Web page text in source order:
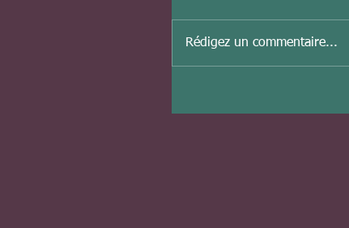
Rédigez un commentaire...